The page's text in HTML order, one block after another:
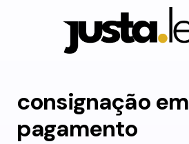
consignação em
pagamento